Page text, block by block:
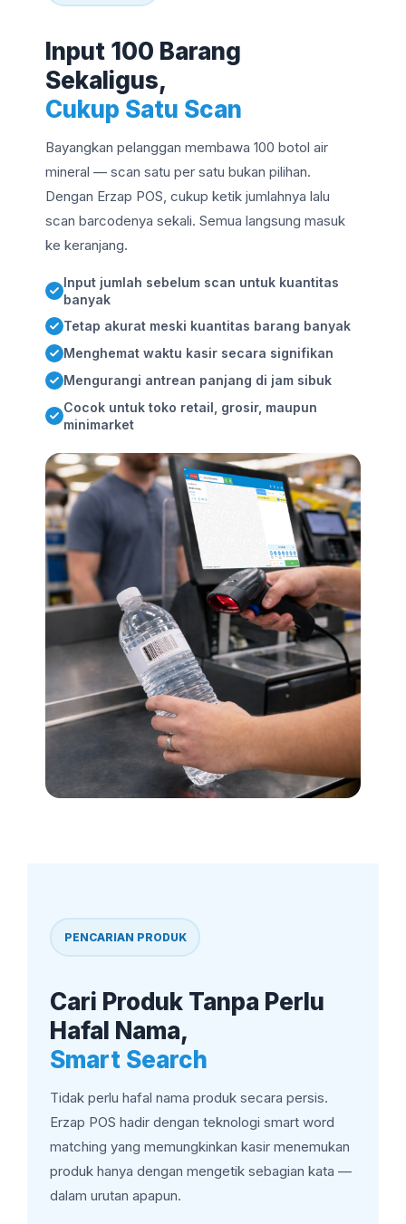
Input 100 Barang
Sekaligus,
Cukup Satu Scan
Bayangkan pelanggan membawa 100 botol air
mineral — scan satu per satu bukan pilihan.
Dengan Erzap POS, cukup ketik jumlahnya lalu
scan barcodenya sekali. Semua langsung masuk
ke keranjang.
Input jumlah sebelum scan untuk kuantitas
banyak
Tetap akurat meski kuantitas barang banyak
Menghemat waktu kasir secara signifikan
Mengurangi antrean panjang di jam sibuk
Cocok untuk toko retail, grosir, maupun
minimarket
PENCARIAN PRODUK
Cari Produk Tanpa Perlu
Hafal Nama,
Smart Search
Tidak perlu hafal nama produk secara persis.
Erzap POS hadir dengan teknologi smart word
matching yang memungkinkan kasir menemukan
produk hanya dengan mengetik sebagian kata —
dalam urutan apapun.